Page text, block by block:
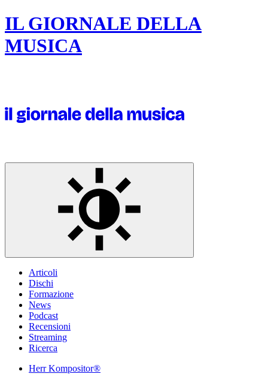
IL GIORNALE DELLA
MUSICA
Articoli
Dischi
Formazione
News
Podcast
Recensioni
Streaming
Ricerca
Herr Kompositor®